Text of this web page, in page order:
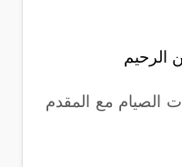
الرحيم
الصيام مع المقدم